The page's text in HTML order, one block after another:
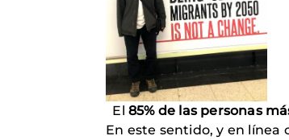
El 85% de las personas
En este sentido, y en